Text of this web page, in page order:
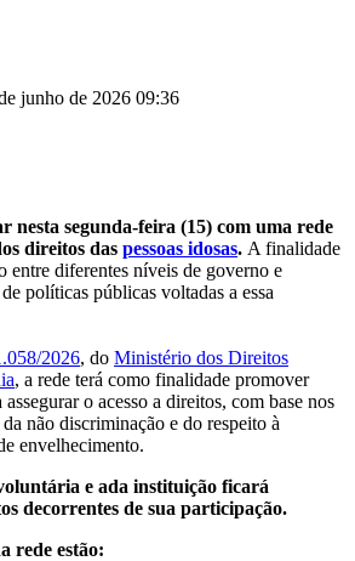
junho de 2026 09:36
nesta segunda-feira (15) com uma rede
direitos das pessoas idosas. A finalidade
entre diferentes níveis de governo e
políticas públicas voltadas a essa
2026, do Ministério dos Direitos
, a rede terá como finalidade promover
assegurar o acesso a direitos, com base nos
não discriminação e do respeito à
envelhecimento.
e ada instituição ficará
decorrentes de sua participação.
rede estão: